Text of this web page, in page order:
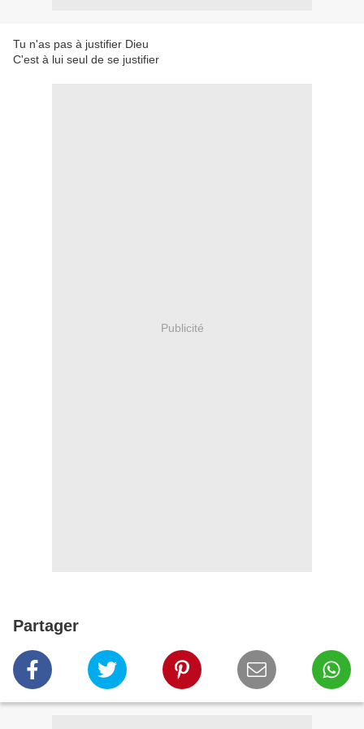
Tu n'as pas à justifier Dieu
C'est à lui seul de se justifier
Publicité
Partager